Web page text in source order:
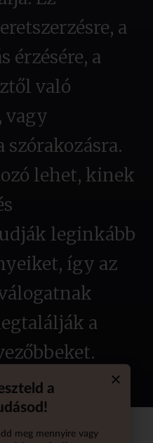
a
érzésére, a
való
vagy
szórakozásra.
lehet, kinek
leginkább
így az
a
a
meg mennyire vagy